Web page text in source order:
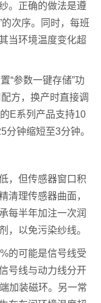
。正确的做法是遵
次序。同时，每班
当环境温度变化超
“参数一键存储”功
方，换产时直接调
的E系列产品支持10
钟缩短至3分钟。
，但传感器窗口积
清理传感器曲面，
每半年加注一次润
，以免污染纱线。
的可能是信号线受
号线与动力线分开
加装磁环。另一常